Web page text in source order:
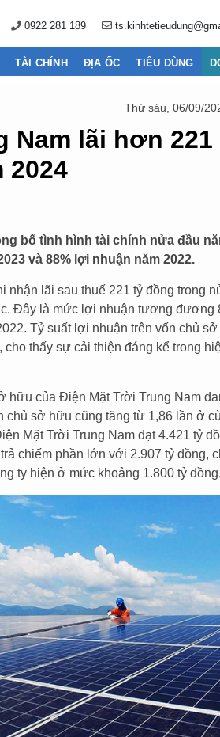
0922 281 189
TÀI CHÍNH ĐỊA ỐC TIÊU DÙNG
Thứ sáu, 06/09/
Nam lãi hơn 221
2024
bố tình hình tài chính nửa đầu
và 88% lợi nhuận năm 2022.
nhận lãi sau thuế 221 tỷ đồng trong
Đây là mức lợi nhuận tương đương
Tỷ suất lợi nhuận trên vốn chủ
thấy sự cải thiện đáng kể trong
hữu của Điện Mặt Trời Trung Nam
chủ sở hữu cũng tăng từ 1,86 lần ở
Mặt Trời Trung Nam đạt 4.421 tỷ
chiếm phần lớn với 2.907 tỷ đồng,
ty hiện ở mức khoảng 1.800 tỷ đồng.